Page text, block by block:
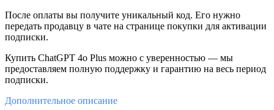
После оплаты вы получите уникальный код. Его нужно
передать продавцу в чате на странице покупки для активации
подписки.
Купить ChatGPT 4o Plus можно с уверенностью — мы
предоставляем полную поддержку и гарантию на весь период
подписки.
Дополнительное описание